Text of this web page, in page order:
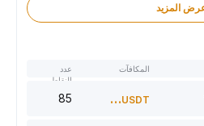
المكافآت
النقاط
300USDT